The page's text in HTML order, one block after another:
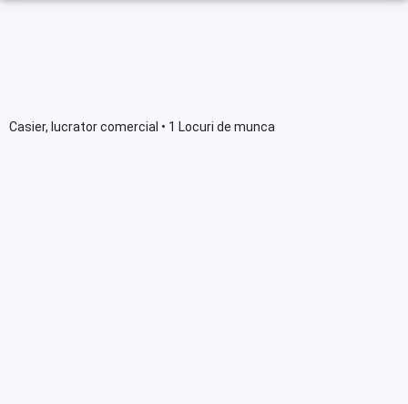
Casier, lucrator comercial • 1 Locuri de munca